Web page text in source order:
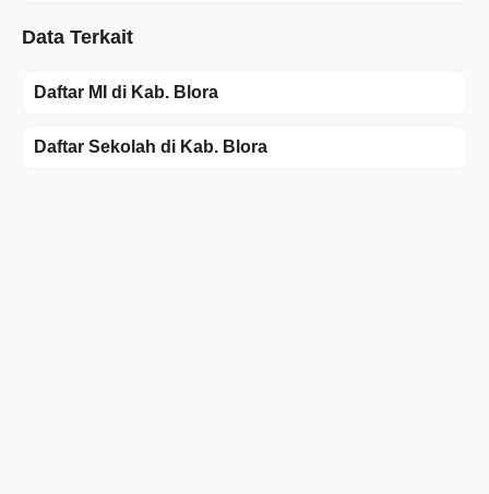
Data Terkait
Daftar MI di Kab. Blora
Daftar Sekolah di Kab. Blora